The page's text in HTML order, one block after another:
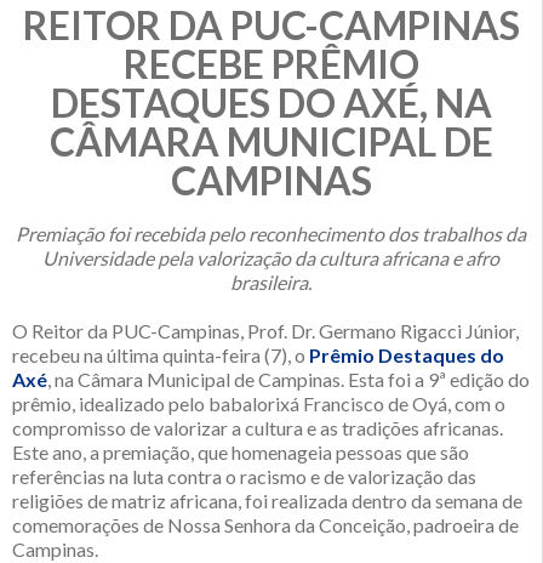
REITOR DA PUC-CAMPINAS
RECEBE PRÊMIO
DESTAQUES DO AXÉ, NA
CÂMARA MUNICIPAL DE
CAMPINAS
Premiação foi recebida pelo reconhecimento dos trabalhos da
Universidade pela valorização da cultura africana e afro
brasileira.
O Reitor da PUC-Campinas, Prof. Dr. Germano Rigacci Júnior,
recebeu na última quinta-feira (7), o Prêmio Destaques do
Axé, na Câmara Municipal de Campinas. Esta foi a 9ª edição do
prêmio, idealizado pelo babalorixá Francisco de Oyá, com o
compromisso de valorizar a cultura e as tradições africanas.
Este ano, a premiação, que homenageia pessoas que são
referências na luta contra o racismo e de valorização das
religiões de matriz africana, foi realizada dentro da semana de
comemorações de Nossa Senhora da Conceição, padroeira de
Campinas.